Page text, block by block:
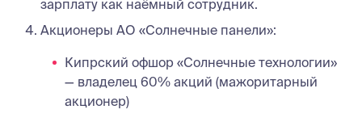
зарплату как наёмный сотрудник.
Акционеры АО «Солнечные панели»:
Кипрский офшор «Солнечные технологии»
— владелец 60% акций (мажоритарный
акционер)